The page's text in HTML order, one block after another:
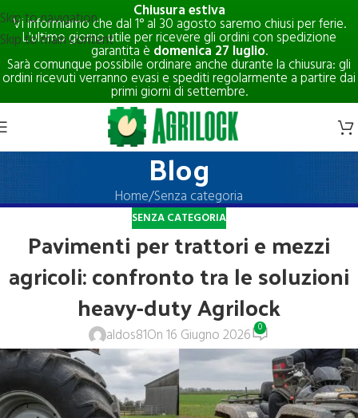
Chiusura estiva
Vi informiamo che dal 1° al 30 agosto saremo chiusi per ferie.
L'ultimo giorno utile per ricevere gli ordini con spedizione
garantita è domenica 27 luglio.
Sarà comunque possibile ordinare anche durante la chiusura: gli
ordini ricevuti verranno evasi e spediti regolarmente a partire dai
primi giorni di settembre.
Skip to navigation
Skip to main content
Blog
Home Senza categoria
SENZA CATEGORIA
Pavimenti per trattori e mezzi
agricoli: confronto tra le soluzioni
heavy-duty Agrilock
aldos81On 16 Giugno 2026 0